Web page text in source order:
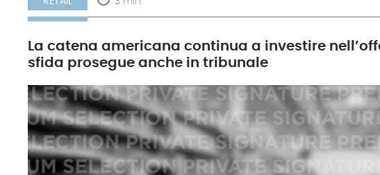
La catena americana continua a investire
sfida prosegue anche in tribunale